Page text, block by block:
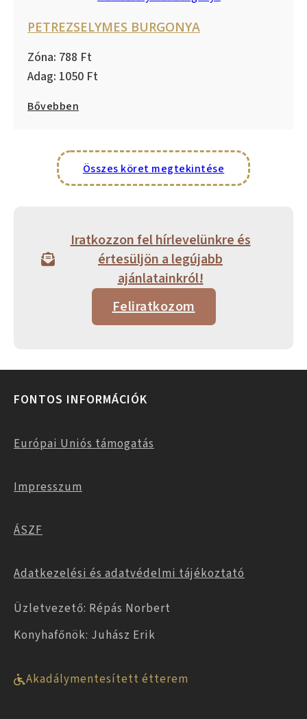
PETREZSELYMES BURGONYA
788
1050
Bővebben
Összes köret megtekintése
Iratkozzon fel hírlevelünkre és
értesüljön a legújabb
ajánlatainkról!
Feliratkozom
FONTOS INFORMÁCIÓK
Európai Uniós támogatás
Impresszum
ÁSZF
Adatkezelési és adatvédelmi tájékoztató
Üzletvezető: Répás Norbert
Konyhafőnök: Juhász Erik
Akadálymentesített étterem